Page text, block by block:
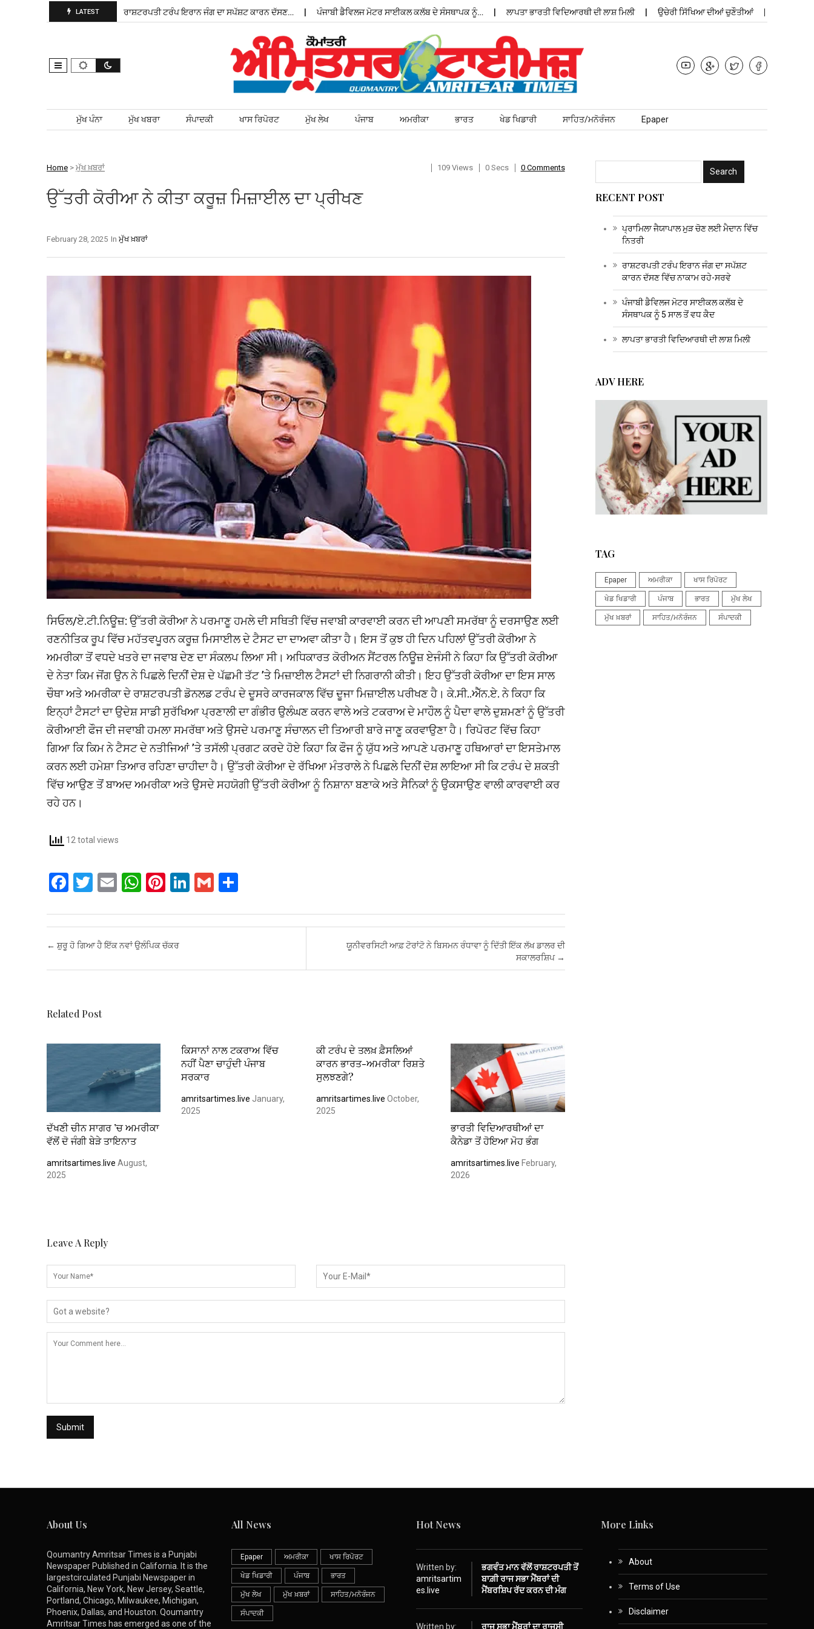
LATEST
ਲਈ ਮੈਦਾਨ ਵਿੱਚ ਨਿਤਰੀ ਰਾਸ਼ਟਰਪਤੀ ਟਰੰਪ ਇਰਾਨ ਜੰਗ ਦਾ ਸਪੱਸ਼ਟ ਕਾਰਨ ਦੱਸਣ… ਪੰਜਾਬੀ ਡੈਵਿਲਜ ਮੋਟਰ ਸਾਈਕਲ ਕਲੱਬ ਦੇ ਸੰਸਥਾਪਕ ਨੂੰ… ਲਾਪਤਾ ਭਾਰਤੀ ਵਿਦਿਆਰਥੀ ਦੀ ਲਾਸ਼ ਮਿਲੀ ਉਚੇਰੀ ਸਿੱਖਿਆ ਦੀਆਂ ਚੁਣੌਤੀਆਂ
Skip to content
ਮੁੱਖ ਪੰਨਾ ਮੁੱਖ ਖਬਰਾ ਸੰਪਾਦਕੀ ਖਾਸ ਰਿਪੋਰਟ ਮੁੱਖ ਲੇਖ ਪੰਜਾਬ ਅਮਰੀਕਾ ਭਾਰਤ ਖੇਡ ਖਿਡਾਰੀ ਸਾਹਿਤ/ਮਨੋਰੰਜਨ Epaper
Home > ਮੁੱਖ ਖ਼ਬਰਾਂ 109 Views 0 Secs 0 Comments
ਉੱਤਰੀ ਕੋਰੀਆ ਨੇ ਕੀਤਾ ਕਰੂਜ਼ ਮਿਜ਼ਾਈਲ ਦਾ ਪ੍ਰੀਖਣ
In ਮੁੱਖ ਖ਼ਬਰਾਂ
February 28, 2025
ਸਿਓਲ/ਏ.ਟੀ.ਨਿਊਜ਼: ਉੱਤਰੀ ਕੋਰੀਆ ਨੇ ਪਰਮਾਣੂ ਹਮਲੇ ਦੀ ਸਥਿਤੀ ਵਿੱਚ ਜਵਾਬੀ ਕਾਰਵਾਈ ਕਰਨ ਦੀ ਆਪਣੀ ਸਮਰੱਥਾ ਨੂੰ ਦਰਸਾਉਣ ਲਈ
ਰਣਨੀਤਿਕ ਰੂਪ ਵਿੱਚ ਮਹੱਤਵਪੂਰਨ ਕਰੂਜ਼ ਮਿਸਾਈਲ ਦੇ ਟੈਸਟ ਦਾ ਦਾਅਵਾ ਕੀਤਾ ਹੈ। ਇਸ ਤੋਂ ਕੁਝ ਹੀ ਦਿਨ ਪਹਿਲਾਂ ਉੱਤਰੀ ਕੋਰੀਆ ਨੇ
ਅਮਰੀਕਾ ਤੋਂ ਵਧਦੇ ਖਤਰੇ ਦਾ ਜਵਾਬ ਦੇਣ ਦਾ ਸੰਕਲਪ ਲਿਆ ਸੀ। ਅਧਿਕਾਰਤ ਕੋਰੀਅਨ ਸੈਂਟਰਲ ਨਿਊਜ਼ ਏਜੰਸੀ ਨੇ ਕਿਹਾ ਕਿ ਉੱਤਰੀ ਕੋਰੀਆ
ਦੇ ਨੇਤਾ ਕਿਮ ਜੋਂਗ ਉਨ ਨੇ ਪਿਛਲੇ ਦਿਨੀਂ ਦੇਸ਼ ਦੇ ਪੱਛਮੀ ਤੱਟ ’ਤੇ ਮਿਜ਼ਾਈਲ ਟੈਸਟਾਂ ਦੀ ਨਿਗਰਾਨੀ ਕੀਤੀ। ਇਹ ਉੱਤਰੀ ਕੋਰੀਆ ਦਾ ਇਸ ਸਾਲ
ਚੌਥਾ ਅਤੇ ਅਮਰੀਕਾ ਦੇ ਰਾਸ਼ਟਰਪਤੀ ਡੋਨਲਡ ਟਰੰਪ ਦੇ ਦੂਸਰੇ ਕਾਰਜਕਾਲ ਵਿੱਚ ਦੂਜਾ ਮਿਜ਼ਾਈਲ ਪਰੀਖਣ ਹੈ। ਕੇ.ਸੀ..ਐੱਨ.ਏ. ਨੇ ਕਿਹਾ ਕਿ
ਇਨ੍ਹਾਂ ਟੈਸਟਾਂ ਦਾ ਉਦੇਸ਼ ਸਾਡੀ ਸੁਰੱਖਿਆ ਪ੍ਰਣਾਲੀ ਦਾ ਗੰਭੀਰ ਉਲੰਘਣ ਕਰਨ ਵਾਲੇ ਅਤੇ ਟਕਰਾਅ ਦੇ ਮਾਹੌਲ ਨੂੰ ਪੈਦਾ ਵਾਲੇ ਦੁਸ਼ਮਣਾਂ ਨੂੰ ਉੱਤਰੀ
ਕੋਰੀਆਈ ਫੌਜ ਦੀ ਜਵਾਬੀ ਹਮਲਾ ਸਮਰੱਥਾ ਅਤੇ ਉਸਦੇ ਪਰਮਾਣੂ ਸੰਚਾਲਨ ਦੀ ਤਿਆਰੀ ਬਾਰੇ ਜਾਣੂ ਕਰਵਾਉਣਾ ਹੈ। ਰਿਪੋਰਟ ਵਿੱਚ ਕਿਹਾ
ਗਿਆ ਕਿ ਕਿਮ ਨੇ ਟੈਸਟ ਦੇ ਨਤੀਜਿਆਂ ’ਤੇ ਤਸੱਲੀ ਪ੍ਰਗਟ ਕਰਦੇ ਹੋਏ ਕਿਹਾ ਕਿ ਫੌਜ ਨੂੰ ਯੁੱਧ ਅਤੇ ਆਪਣੇ ਪਰਮਾਣੂ ਹਥਿਆਰਾਂ ਦਾ ਇਸਤੇਮਾਲ
ਕਰਨ ਲਈ ਹਮੇਸ਼ਾ ਤਿਆਰ ਰਹਿਣਾ ਚਾਹੀਦਾ ਹੈ। ਉੱਤਰੀ ਕੋਰੀਆ ਦੇ ਰੱਖਿਆ ਮੰਤਰਾਲੇ ਨੇ ਪਿਛਲੇ ਦਿਨੀਂ ਦੋਸ਼ ਲਾਇਆ ਸੀ ਕਿ ਟਰੰਪ ਦੇ ਸ਼ਕਤੀ
ਵਿੱਚ ਆਉਣ ਤੋਂ ਬਾਅਦ ਅਮਰੀਕਾ ਅਤੇ ਉਸਦੇ ਸਹਯੋਗੀ ਉੱਤਰੀ ਕੋਰੀਆ ਨੂੰ ਨਿਸ਼ਾਨਾ ਬਣਾਕੇ ਅਤੇ ਸੈਨਿਕਾਂ ਨੂੰ ਉਕਸਾਉਣ ਵਾਲੀ ਕਾਰਵਾਈ ਕਰ
ਰਹੇ ਹਨ।
12 total views
F
ce
b
T
tt
er
E
ail
W
at
s
Pi
er
es
Li
ke
G
ail ar
Post navigation
← ਸ਼ੁਰੂ ਹੋ ਗਿਆ ਹੈ ਇੱਕ ਨਵਾਂ ਉਲੰਪਿਕ ਚੱਕਰ
ਯੂਨੀਵਰਸਿਟੀ ਆਫ਼ ਟੋਰਾਂਟੋ ਨੇ ਬਿਸਮਨ ਰੰਧਾਵਾ ਨੂੰ ਦਿੱਤੀ ਇੱਕ ਲੱਖ ਡਾਲਰ ਦੀ
ਸਕਾਲਰਸ਼ਿਪ →
Related Post
ਦੱਖਣੀ ਚੀਨ ਸਾਗਰ ’ਚ ਅਮਰੀਕਾ
ਵੱਲੋਂ ਦੋ ਜੰਗੀ ਬੇੜੇ ਤਾਇਨਾਤ
amritsartimes.live August,
2025
ਕਿਸਾਨਾਂ ਨਾਲ ਟਕਰਾਅ ਵਿੱਚ
ਨਹੀਂ ਪੈਣਾ ਚਾਹੁੰਦੀ ਪੰਜਾਬ
ਸਰਕਾਰ
amritsartimes.live January,
2025
ਕੀ ਟਰੰਪ ਦੇ ਤਲਖ਼ ਫ਼ੈਸਲਿਆਂ
ਕਾਰਨ ਭਾਰਤ-ਅਮਰੀਕਾ ਰਿਸ਼ਤੇ
ਸੁਲਝਣਗੇ?
amritsartimes.live October,
2025
ਭਾਰਤੀ ਵਿਦਿਆਰਥੀਆਂ ਦਾ
ਕੈਨੇਡਾ ਤੋਂ ਹੋਇਆ ਮੋਹ ਭੰਗ
amritsartimes.live February,
2026
Leave A Reply
RECENT POST
ਪ੍ਰਾਮਿਲਾ ਜੈਯਾਪਾਲ ਮੁੜ ਚੋਣ ਲਈ ਮੈਦਾਨ ਵਿੱਚ
ਨਿਤਰੀ
ਰਾਸ਼ਟਰਪਤੀ ਟਰੰਪ ਇਰਾਨ ਜੰਗ ਦਾ ਸਪੱਸ਼ਟ
ਕਾਰਨ ਦੱਸਣ ਵਿੱਚ ਨਾਕਾਮ ਰਹੇ-ਸਰਵੇ
ਪੰਜਾਬੀ ਡੈਵਿਲਜ ਮੋਟਰ ਸਾਈਕਲ ਕਲੱਬ ਦੇ
ਸੰਸਥਾਪਕ ਨੂੰ 5 ਸਾਲ ਤੋਂ ਵਧ ਕੈਦ
ਲਾਪਤਾ ਭਾਰਤੀ ਵਿਦਿਆਰਥੀ ਦੀ ਲਾਸ਼ ਮਿਲੀ
ADV HERE
TAG
Epaper ਅਮਰੀਕਾ ਖਾਸ ਰਿਪੋਰਟ
ਖੇਡ ਖਿਡਾਰੀ ਪੰਜਾਬ ਭਾਰਤ ਮੁੱਖ ਲੇਖ
ਮੁੱਖ ਖ਼ਬਰਾਂ ਸਾਹਿਤ/ਮਨੋਰੰਜਨ ਸੰਪਾਦਕੀ
About Us
Qoumantry Amritsar Times is a Punjabi
Newspaper Published in California. It is the
largestcirculated Punjabi Newspaper in
California, New York, New Jersey, Seattle,
Portland, Chicago, Milwaukee, Michigan,
Phoenix, Dallas, and Houston. Qoumantry
Amritsar Times has emerged as one of the
All News
Epaper ਅਮਰੀਕਾ ਖਾਸ ਰਿਪੋਰਟ
ਖੇਡ ਖਿਡਾਰੀ ਪੰਜਾਬ ਭਾਰਤ
ਮੁੱਖ ਲੇਖ ਮੁੱਖ ਖ਼ਬਰਾਂ ਸਾਹਿਤ/ਮਨੋਰੰਜਨ
ਸੰਪਾਦਕੀ
Hot News
Written by:
amritsartim
es.live
ਭਗਵੰਤ ਮਾਨ ਵੱਲੋਂ ਰਾਸ਼ਟਰਪਤੀ ਤੋਂ
ਬਾਗ਼ੀ ਰਾਜ ਸਭਾ ਮੈਂਬਰਾਂ ਦੀ
ਮੈਂਬਰਸ਼ਿਪ ਰੱਦ ਕਰਨ ਦੀ ਮੰਗ
Written by: ਰਾਜ ਸਭਾ ਮੈਂਬਰਾਂ ਦਾ ਰਾਜਸੀ
More Links
About
Terms of Use
Disclaimer